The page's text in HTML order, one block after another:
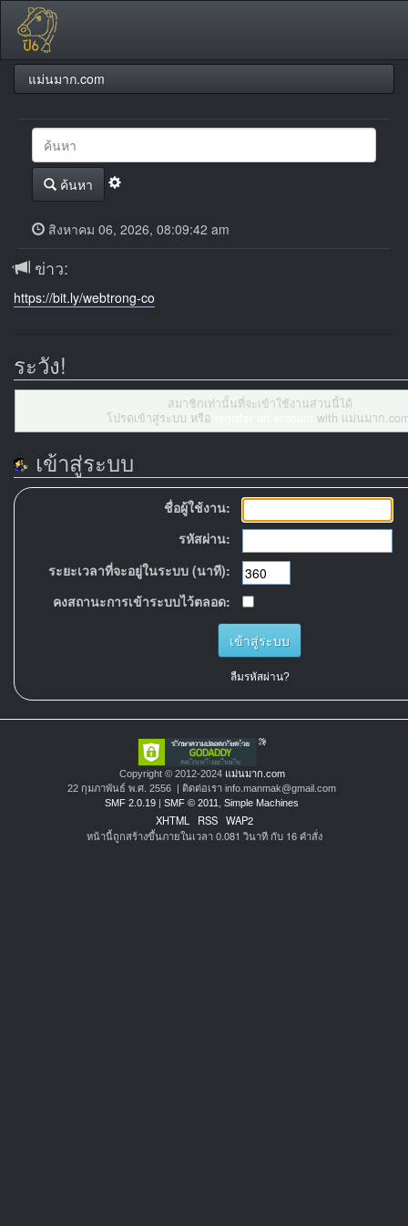
แม่นมาก.com
ค้นหา
สิงหาคม 06, 2026, 08:09:42 am
ข่าว:
https://bit.ly/webtrong-co
ระวัง!
สมาชิกเท่านั้นที่จะเข้าใช้งานส่วนนี้ได้
โปรดเข้าสู่ระบบ หรือ
with แม่นมาก
เข้าสู่ระบบ
ชื่อผู้ใช้งาน:
รหัสผ่าน:
ระยะเวลาที่จะอยู่ในระบบ (นาที):
คงสถานะการเข้าระบบไว้ตลอด:
ลืมรหัสผ่าน?
Copyright © 2012-2024 แม่นมาก.com
22 กุมภาพันธ์ พ.ศ. 2556 | ติดต่อเรา info.manmak@gmail.com
SMF 2.0.19 | SMF © 2011 Simple Machines
XHTML RSS WAP2
หน้านี้ถูกสร้างขึ้นภายในเวลา 0.081 วินาที กับ 16 คำสั่ง